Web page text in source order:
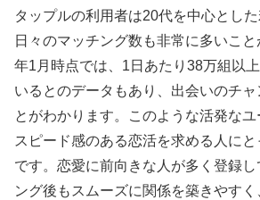
タップルの利用者は20代を中心とした
日々のマッチング数も非常に多いこ
年1月時点では、1日あたり38万組以
いるとのデータもあり、出会いのチャ
とがわかります。このような活発なユ
スピード感のある恋活を求める人に
です。恋愛に前向きな人が多く登録
ング後もスムーズに関係を築きやす